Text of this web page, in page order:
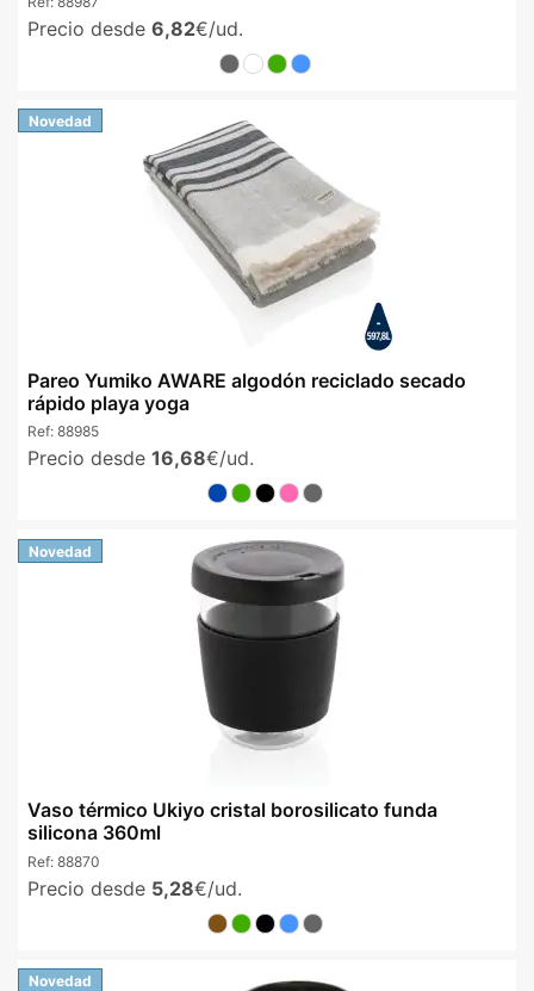
Precio desde 6,82€/ud.
Novedad
Pareo Yumiko AWARE algodón reciclado secado
rápido playa yoga
Ref: 88985
Precio desde 16,68€/ud.
Novedad
Vaso térmico Ukiyo cristal borosilicato funda
silicona 360ml
Ref: 88870
Precio desde 5,28€/ud.
Novedad